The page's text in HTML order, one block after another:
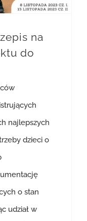
na
do
najlepszych
dzieci o
o stan
udział w